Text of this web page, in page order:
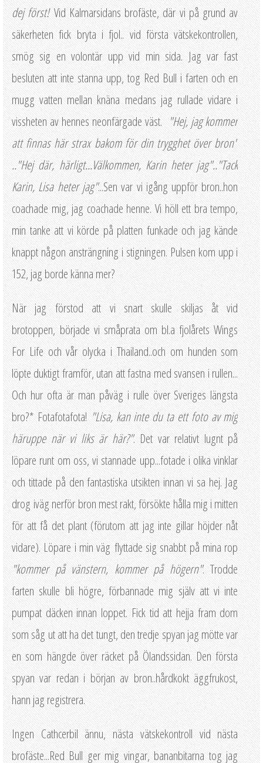
dej först!Vid Kalmarsidans brofäste, där vi på grund av
säkerheten fick bryta i fjol.. vid första vätskekontrollen,
smög sig en volontär upp vid min sida. Jag var fast
besluten att inte stanna upp, tog Red Bull i farten och en
mugg vatten mellan knäna medans jag rullade vidare i
vissheten av hennes neonfärgade väst."Hej, jag kommer
att finnas här strax bakom för din trygghet över bron"
.."Hej där, härligt...Välkommen, Karin heter jag".."Tack
Karin, Lisa heter jag"...Sen var vi igång uppför bron..hon
coachade mig, jag coachade henne. Vi höll ett bra tempo,
min tanke att vi körde på platten funkade och jag kände
knappt någon ansträngning i stigningen. Pulsen kom upp i
152, jag borde känna mer?
När jag förstod att vi snart skulle skiljas åt vid
brotoppen, började vi småprata om bl.a fjolårets Wings
For Life och vår olycka i Thailand..och om hunden som
löpte duktigt framför, utan att fastna med svansen i rullen...
Och hur ofta är man påväg i rulle över Sveriges längsta
bro?* Fotafotafota!"Lisa, kan inte du ta ett foto av mig
häruppe när vi liks är här?". Det var relativt lugnt på
löpare runt om oss, vi stannade upp...fotade i olika vinklar
och tittade på den fantastiska utsikten innan vi sa hej. Jag
drog iväg nerför bron mest rakt, försökte hålla mig i mitten
för att få det plant (förutom att jag inte gillar höjder nåt
vidare). Löpare i min väg flyttade sig snabbt på mina rop
"kommer på vänstern, kommer på högern". Trodde
farten skulle bli högre, förbannade mig själv att vi inte
pumpat däcken innan loppet. Fick tid att hejja fram dom
som såg ut att ha det tungt, den tredje spyan jag mötte var
en som hängde över räcket på Ölandssidan. Den första
spyan var redan i början av bron..hårdkokt äggfrukost,
hann jag registrera.
Ingen Cathcerbil ännu, nästa vätskekontroll vid nästa
brofäste...Red Bull ger mig vingar, bananbitarna tog jag